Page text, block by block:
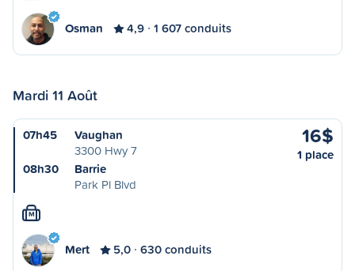
Osman 4,9 1 607 conduits
Mardi 11 Août
07h45
Vaughan
3300 Hwy 7
08h30
Barrie
Park Pl Blvd
16$
1 place
M
Mert 5,0 630 conduits